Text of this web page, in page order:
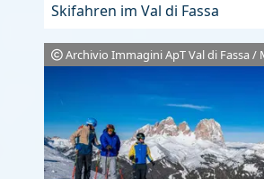
Skifahren im Val di Fassa
Archivio Immagini ApT Val di Fassa /